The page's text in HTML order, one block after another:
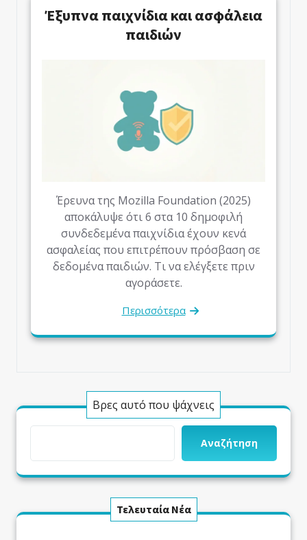
Έξυπνα παιχνίδια και ασφάλεια
παιδιών
Έρευνα της Mozilla Foundation (2025)
αποκάλυψε ότι 6 στα 10 δημοφιλή
συνδεδεμένα παιχνίδια έχουν κενά
ασφαλείας που επιτρέπουν πρόσβαση σε
δεδομένα παιδιών. Τι να ελέγξετε πριν
αγοράσετε.
Περισσότερα
Βρες αυτό που ψάχνεις
Αναζήτηση
Τελευταία Νέα